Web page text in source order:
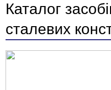
Каталог
сталевих